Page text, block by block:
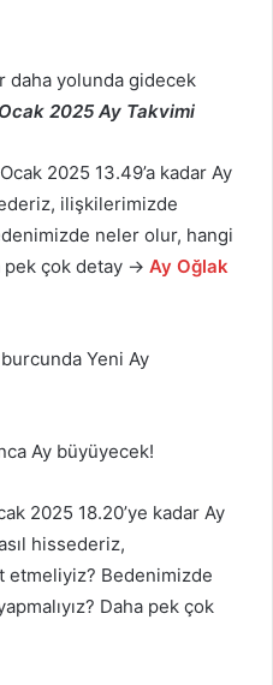
daha yolunda gidecek
Ocak 2025Ay Takvimi
2025 13.49’a kadar Ay
ilişkilerimizde
neler olur, hangi
pek çok detay → Ay Oğlak
Yeni Ay
Ay büyüyecek!
2025 18.20’ye kadar Ay
hissederiz,
Bedenimizde
Daha pek çok